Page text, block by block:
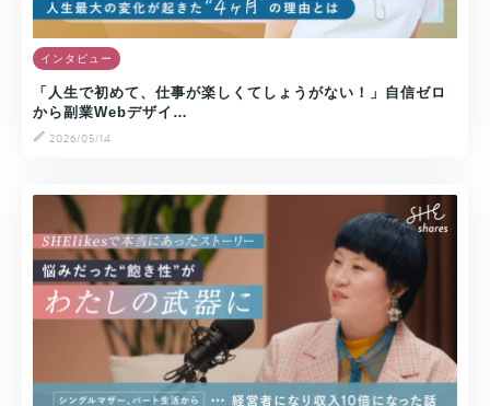
インタビュー
「人生で初めて、仕事が楽しくてしょうがない！」自信ゼロ
から副業Webデザイ…
2026/05/14